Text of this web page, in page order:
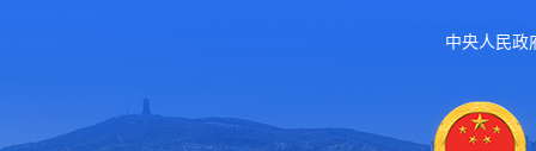
中央人民政